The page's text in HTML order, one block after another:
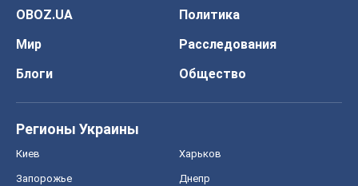
OBOZ.UA
Политика
Мир
Расследования
Блоги
Общество
Регионы Украины
Киев Харьков
Запорожье Днепр